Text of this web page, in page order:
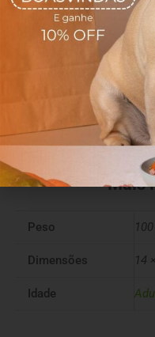
Completos e nutritivos,
revolucionar a
Sem aditivos, sem
Mais
Peso
Dimensões 14
Idade